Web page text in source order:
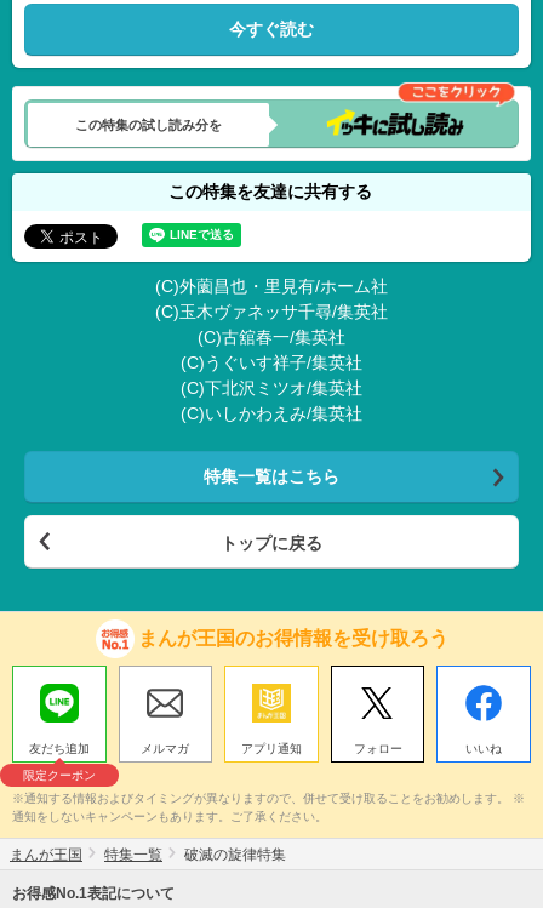
今すぐ読む
この特集の試し読み分を
この特集を友達に共有する
(C)外薗昌也・里見有/ホーム社
(C)玉木ヴァネッサ千尋/集英社
(C)古舘春一/集英社
(C)うぐいす祥子/集英社
(C)下北沢ミツオ/集英社
(C)いしかわえみ/集英社
特集一覧はこちら
トップに戻る
まんが王国のお得情報を受け取ろう
友だち追加
限定クーポン
メルマガ アプリ通知 フォロー いいね
※通知する情報およびタイミングが異なりますので、併せて受け取ることをお勧めします。 ※
通知をしないキャンペーンもあります。ご了承ください。
まんが王国 特集一覧 破滅の旋律特集
お得感No.1表記について